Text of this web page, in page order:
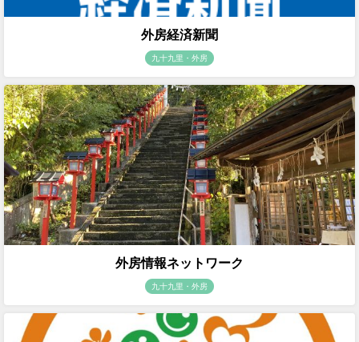
外房経済新聞
九十九里・外房
外房情報ネットワーク
九十九里・外房